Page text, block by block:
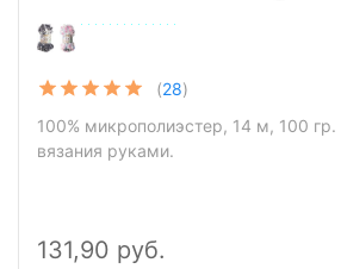
(28)
100% микрополиэстер, 14 м, 100
вязания руками.
131,90 руб.